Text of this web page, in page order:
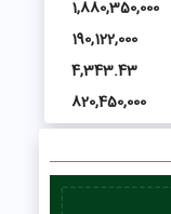
1,880,350,000
190,122,000
4,343.43
820,450,000